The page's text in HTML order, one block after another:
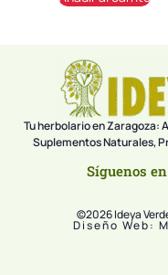
Tu herbolario en Zaragoza:
Suplementos Naturales,
Síguenos
©2026 Ideya
Diseño Web: